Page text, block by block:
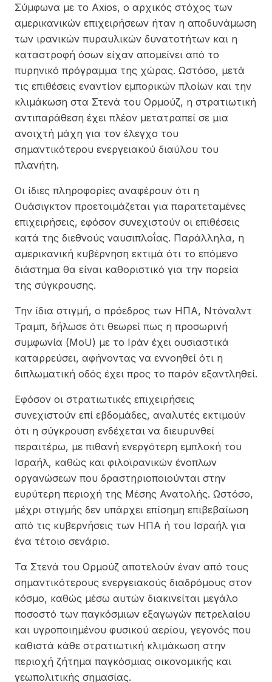
Σύμφωνα με το Axios, ο αρχικός στόχος των
αμερικανικών επιχειρήσεων ήταν η αποδυνάμωση
των ιρανικών πυραυλικών δυνατοτήτων και η
καταστροφή όσων είχαν απομείνει από το
πυρηνικό πρόγραμμα της χώρας. Ωστόσο, μετά
τις επιθέσεις εναντίον εμπορικών πλοίων και την
κλιμάκωση στα Στενά του Ορμούζ, η στρατιωτική
αντιπαράθεση έχει πλέον μετατραπεί σε μια
ανοιχτή μάχη για τον έλεγχο του
σημαντικότερου ενεργειακού διαύλου του
πλανήτη.
Οι ίδιες πληροφορίες αναφέρουν ότι η
Ουάσιγκτον προετοιμάζεται για παρατεταμένες
επιχειρήσεις, εφόσον συνεχιστούν οι επιθέσεις
κατά της διεθνούς ναυσιπλοΐας. Παράλληλα, η
αμερικανική κυβέρνηση εκτιμά ότι το επόμενο
διάστημα θα είναι καθοριστικό για την πορεία
της σύγκρουσης.
Την ίδια στιγμή, ο πρόεδρος των ΗΠΑ, Ντόναλντ
Τραμπ, δήλωσε ότι θεωρεί πως η προσωρινή
συμφωνία (MoU) με το Ιράν έχει ουσιαστικά
καταρρεύσει, αφήνοντας να εννοηθεί ότι η
διπλωματική οδός έχει προς το παρόν εξαντληθεί.
Εφόσον οι στρατιωτικές επιχειρήσεις
συνεχιστούν επί εβδομάδες, αναλυτές εκτιμούν
ότι η σύγκρουση ενδέχεται να διευρυνθεί
περαιτέρω, με πιθανή ενεργότερη εμπλοκή του
Ισραήλ, καθώς και φιλοϊρανικών ένοπλων
οργανώσεων που δραστηριοποιούνται στην
ευρύτερη περιοχή της Μέσης Ανατολής. Ωστόσο,
μέχρι στιγμής δεν υπάρχει επίσημη επιβεβαίωση
από τις κυβερνήσεις των ΗΠΑ ή του Ισραήλ για
ένα τέτοιο σενάριο.
Τα Στενά του Ορμούζ αποτελούν έναν από τους
σημαντικότερους ενεργειακούς διαδρόμους στον
κόσμο, καθώς μέσω αυτών διακινείται μεγάλο
ποσοστό των παγκόσμιων εξαγωγών πετρελαίου
και υγροποιημένου φυσικού αερίου, γεγονός που
καθιστά κάθε στρατιωτική κλιμάκωση στην
περιοχή ζήτημα παγκόσμιας οικονομικής και
γεωπολιτικής σημασίας.